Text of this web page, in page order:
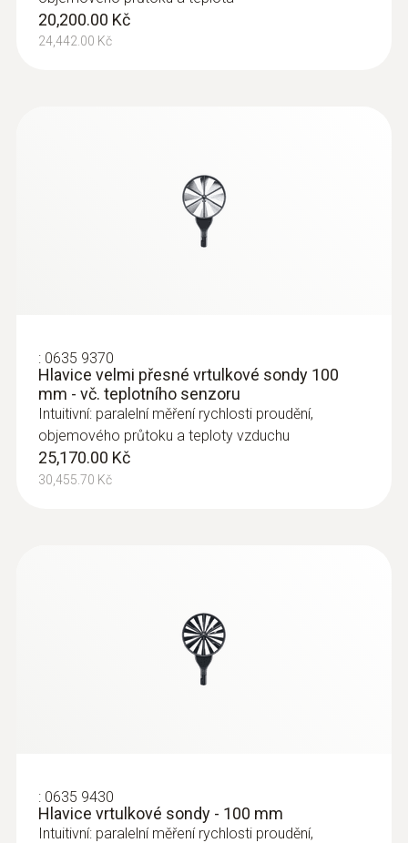
:0635 2145
:0635 2345
Pitotova trubice z ušlechtilé oceli, délka
20,200.00 Kč
24,442.00 Kč
: 0635 9370
Hlavice velmi přesné vrtulkové sondy 100
mm - vč. teplotního senzoru
Intuitivní: paralelní měření rychlosti proudění,
objemového průtoku a teploty vzduchu
25,170.00 Kč
30,455.70 Kč
: 0635 9430
Hlavice vrtulkové sondy - 100 mm
Intuitivní: paralelní měření rychlosti proudění,